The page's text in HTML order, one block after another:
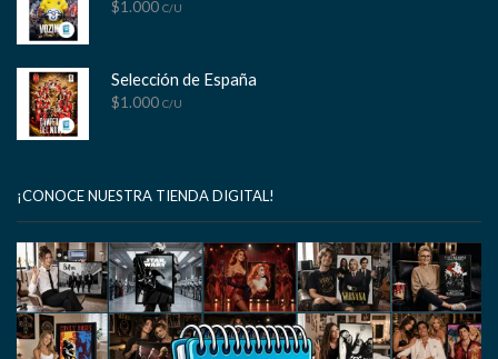
$1.000 C/U
Selección de España
$1.000 C/U
¡CONOCE NUESTRA TIENDA DIGITAL!